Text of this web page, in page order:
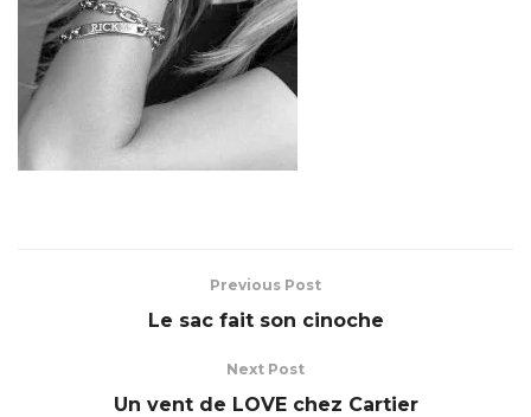
Previous Post
Le sac fait son cinoche
Next Post
Un vent de LOVE chez Cartier